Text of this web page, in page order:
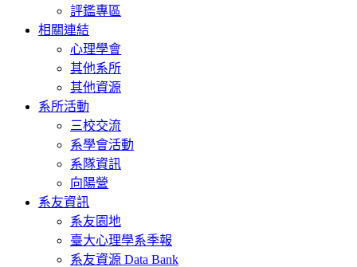
評鑑專區
相關連結
心理學會
其他系所
其他資源
系所活動
三校交流
系學會活動
系隊資訊
向陽營
系友資訊
系友園地
臺大心理學系季報
系友資源 Data Bank